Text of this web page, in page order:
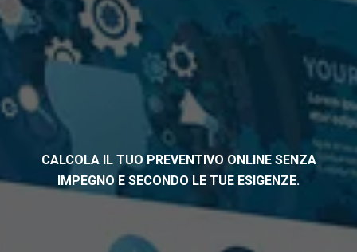
CALCOLA IL TUO PREVENTIVO ONLINE SENZA
IMPEGNO E SECONDO LE TUE ESIGENZE.